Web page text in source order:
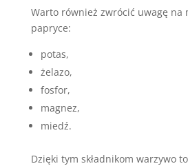
Warto również zwrócić uwagę na
papryce:
potas,
żelazo,
fosfor,
magnez,
miedź.
Dzięki tym składnikom warzywo